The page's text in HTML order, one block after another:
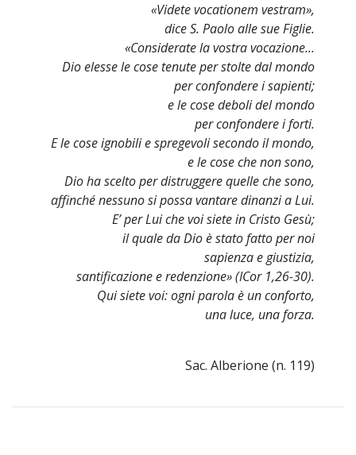
«Videte vocationem vestram»,
dice S. Paolo alle sue Figlie.
«Considerate la vostra vocazione...
Dio elesse le cose tenute per stolte dal mondo
per confondere i sapienti;
e le cose deboli del mondo
per confondere i forti.
E le cose ignobili e spregevoli secondo il mondo,
e le cose che non sono,
Dio ha scelto per distruggere quelle che sono,
affinché nessuno si possa vantare dinanzi a Lui.
E’ per Lui che voi siete in Cristo Gesù;
il quale da Dio è stato fatto per noi
sapienza e giustizia,
santificazione e redenzione» (ICor 1,26-30).
Qui siete voi: ogni parola è un conforto,
una luce, una forza.
Sac. Alberione (n. 119)